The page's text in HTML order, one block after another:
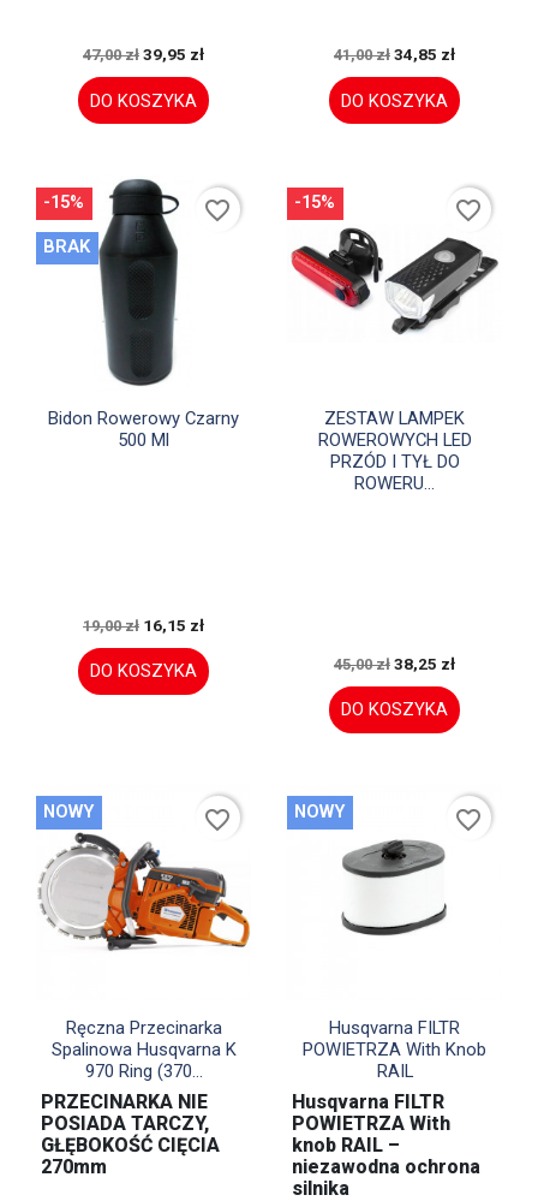
47,00 zł 39,95 zł
DO KOSZYKA
41,00 zł 34,85 zł
DO KOSZYKA
 Szybki podgląd
Bidon Rowerowy Czarny
500 Ml
19,00 zł 16,15 zł
DO KOSZYKA
-15%
BRAK
favorite_border
Szybki podgląd
ZESTAW LAMPEK
ROWEROWYCH LED
PRZÓD I TYŁ DO
ROWERU...
45,00 zł 38,25 zł
DO KOSZYKA
-15% favorite_border
Szybki podgląd
Ręczna Przecinarka
Spalinowa Husqvarna K
970 Ring (370...
PRZECINARKA NIE
POSIADA TARCZY,
GŁĘBOKOŚĆ CIĘCIA
270mm
NOWY favorite_border
Szybki podgląd
Husqvarna FILTR
POWIETRZA With Knob
RAIL
Husqvarna FILTR
POWIETRZA With
knob RAIL –
niezawodna ochrona
silnika
NOWY favorite_border